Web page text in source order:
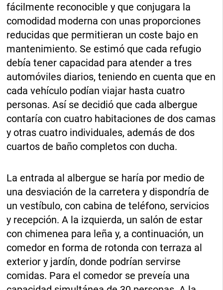
fácilmente reconocible y que conjugara la
comodidad moderna con unas proporciones
reducidas que permitieran un coste bajo en
mantenimiento. Se estimó que cada refugio
debía tener capacidad para atender a tres
automóviles diarios, teniendo en cuenta que en
cada vehículo podían viajar hasta cuatro
personas. Así se decidió que cada albergue
contaría con cuatro habitaciones de dos camas
y otras cuatro individuales, además de dos
cuartos de baño completos con ducha.
La entrada al albergue se haría por medio de
una desviación de la carretera y dispondría de
un vestíbulo, con cabina de teléfono, servicios
y recepción. A la izquierda, un salón de estar
con chimenea para leña y, a continuación, un
comedor en forma de rotonda con terraza al
exterior y jardín, donde podrían servirse
comidas. Para el comedor se preveía una